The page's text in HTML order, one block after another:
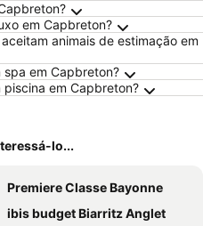
em Capbreton?
animais de estimação em
spa em Capbreton?
piscina em Capbreton?
lo...
Premiere Classe Bayonne
ibis budget Biarritz Anglet